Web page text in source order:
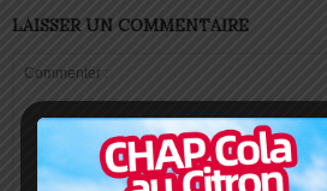
LAISSER UN COMMENTAIRE